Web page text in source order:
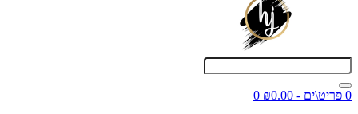
0 פריט\ים - ₪0.00
0